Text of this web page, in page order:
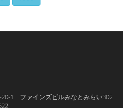
1 ファインズビルみなとみらい302